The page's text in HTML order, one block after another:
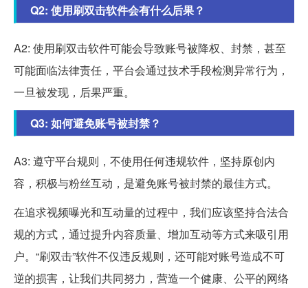
Q2: 使用刷双击软件会有什么后果？
A2: 使用刷双击软件可能会导致账号被降权、封禁，甚至
可能面临法律责任，平台会通过技术手段检测异常行为，
一旦被发现，后果严重。
Q3: 如何避免账号被封禁？
A3: 遵守平台规则，不使用任何违规软件，坚持原创内
容，积极与粉丝互动，是避免账号被封禁的最佳方式。
在追求视频曝光和互动量的过程中，我们应该坚持合法合
规的方式，通过提升内容质量、增加互动等方式来吸引用
户。“刷双击”软件不仅违反规则，还可能对账号造成不可
逆的损害，让我们共同努力，营造一个健康、公平的网络